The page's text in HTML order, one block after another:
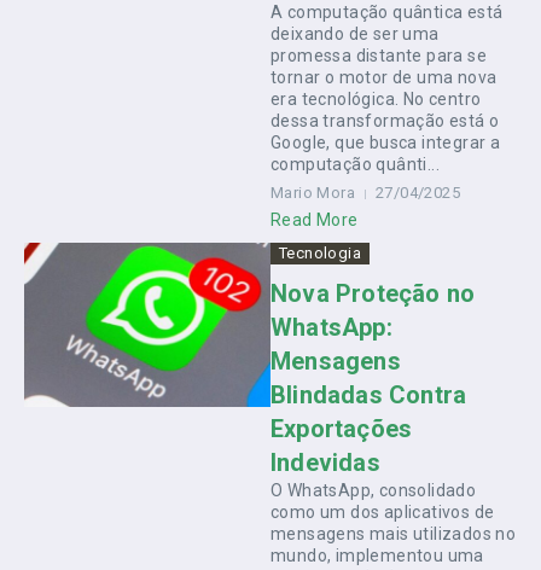
A computação quântica está
deixando de ser uma
promessa distante para se
tornar o motor de uma nova
era tecnológica. No centro
dessa transformação está o
Google, que busca integrar a
computação quânti...
Mario Mora 27/04/2025
Read More
Tecnologia
Nova Proteção no
WhatsApp:
Mensagens
Blindadas Contra
Exportações
Indevidas
O WhatsApp, consolidado
como um dos aplicativos de
mensagens mais utilizados no
mundo, implementou uma